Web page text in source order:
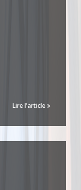
Lire l'article